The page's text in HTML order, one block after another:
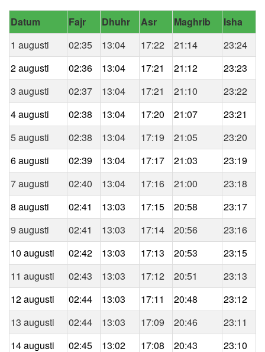
Datum Fajr Dhuhr Asr Maghrib
Isha
1 augusti
02:35 13:04 17:22 21:14
23:24
2 augusti
02:36 13:04 17:21 21:12
23:23
3 augusti
02:37 13:04 17:21 21:10
23:22
4 augusti
02:38 13:04 17:20 21:07
23:21
5 augusti
02:38 13:04 17:19 21:05
23:20
6 augusti
02:39 13:04 17:17 21:03
23:19
7 augusti
02:40 13:04 17:16 21:00
23:18
8 augusti
02:41 13:03 17:15 20:58
23:17
9 augusti
02:41 13:03 17:14 20:56
23:16
10 augusti
02:42 13:03 17:13 20:53
23:15
11 augusti
02:43 13:03 17:12 20:51
23:13
12 augusti
02:44 13:03 17:11 20:48
23:12
13 augusti
02:44 13:03 17:09 20:46
23:11
14 augusti
02:45 13:02 17:08 20:43 23:10